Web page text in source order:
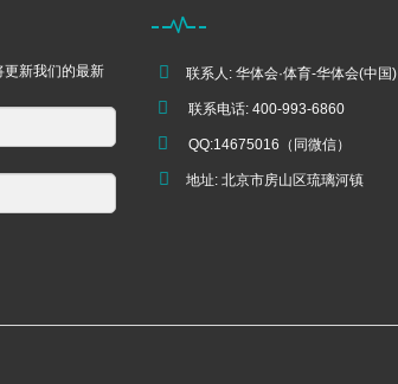
新我们的最新
联系人: 华体会·体育-华体会(中国)
联系电话: 400-993-6860
QQ:14675016（同微信）
地址: 北京市房山区琉璃河镇